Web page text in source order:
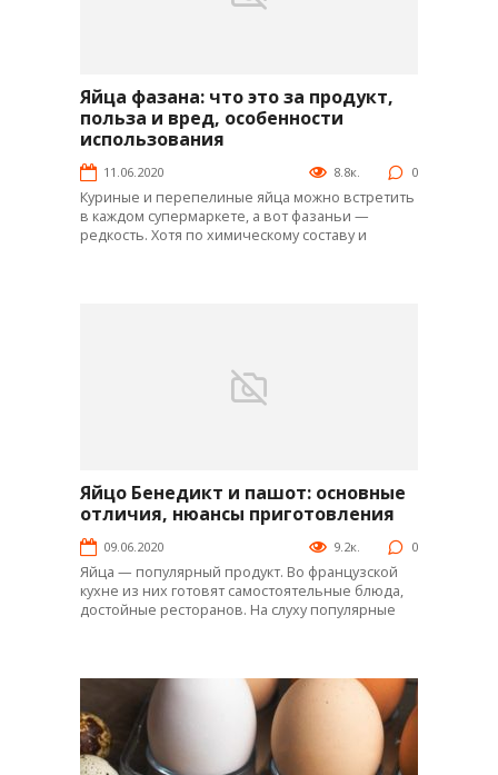
Интересное
Яйца фазана: что это за продукт,
польза и вред, особенности
использования
11.06.2020 8.8к. 0
Куриные и перепелиные яйца можно встретить
в каждом супермаркете, а вот фазаньи —
редкость. Хотя по химическому составу и
Интересное
Яйцо Бенедикт и пашот: основные
отличия, нюансы приготовления
09.06.2020 9.2к. 0
Яйца — популярный продукт. Во французской
кухне из них готовят самостоятельные блюда,
достойные ресторанов. На слуху популярные